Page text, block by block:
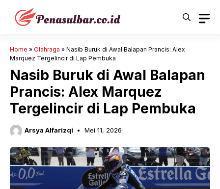
Langsung
Home » Olahraga » Nasib Buruk di Awal Balapan Prancis: Alex
Marquez Tergelincir di Lap Pembuka
Nasib Buruk di Awal Balapan
Prancis: Alex Marquez
Tergelincir di Lap Pembuka
Arsya Alfarizqi Mei 11, 2026